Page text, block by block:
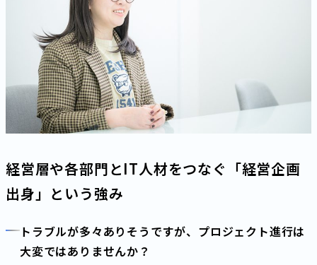
経営層や各部門とIT人材をつなぐ「経営企画
出身」という強み
トラブルが多々ありそうですが、プロジェクト進行は
大変ではありませんか？